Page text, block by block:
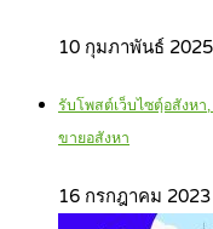
10 กุมภาพันธ์ 2025
รับโพสต์เว็บไซตฺ์อสังห
ขายอสังหา
16 กรกฎาคม 2023